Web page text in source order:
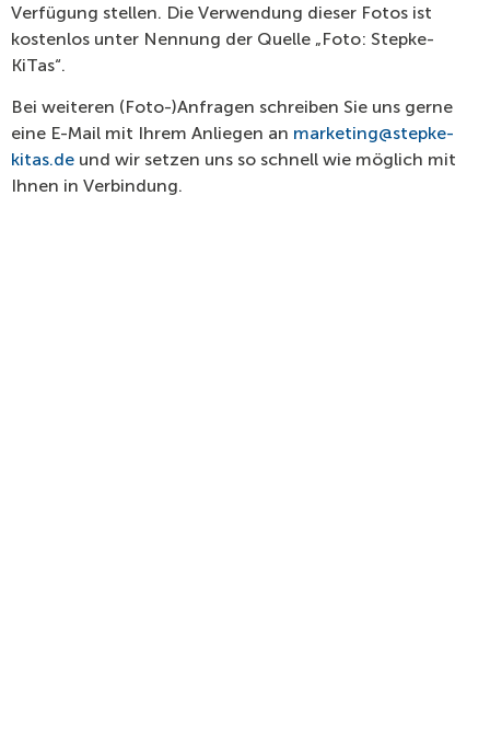
Verfügung stellen. Die Verwendung dieser Fotos ist
kostenlos unter Nennung der Quelle „Foto: Stepke-
KiTas“.
Bei weiteren (Foto-)Anfragen schreiben Sie uns gerne
eine E-Mail mit Ihrem Anliegen an marketing@stepke-
kitas.de und wir setzen uns so schnell wie möglich mit
Ihnen in Verbindung.